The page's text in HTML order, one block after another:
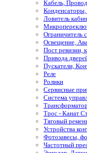
Кабель,
Ловитель
Ограничитель
Освещение,
Пост ревизии,
Привода
Пускатели,
Реле
Ролики
Сервисные
Система
Трос - Канат
Тяговый
Устройства
Фотозавесы,
Частотный